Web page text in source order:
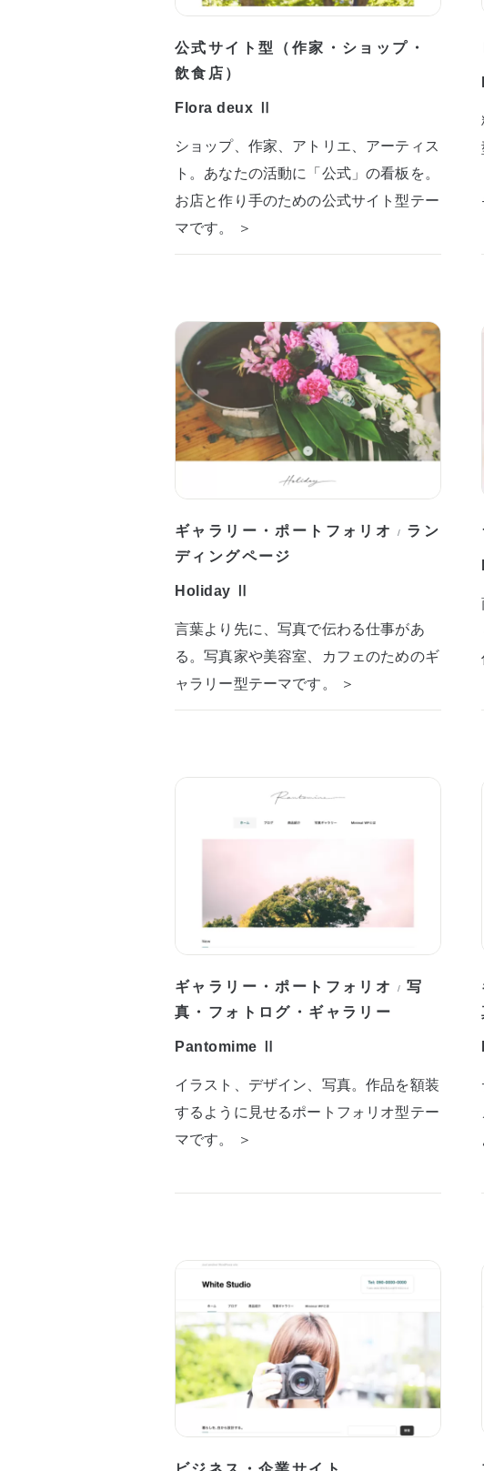
公式サイト型（作家・ショップ・
飲食店）
Flora deux Ⅱ
ショップ、作家、アトリエ、アーティス
ト。あなたの活動に「公式」の看板を。
お店と作り手のための公式サイト型テー
マです。 ＞
ギャラリー・ポートフォリオ / ラン
ディングページ
Holiday Ⅱ
言葉より先に、写真で伝わる仕事があ
る。写真家や美容室、カフェのためのギ
ャラリー型テーマです。 ＞
ギャラリー・ポートフォリオ /写
真・フォトログ・ギャラリー
Pantomime Ⅱ
イラスト、デザイン、写真。作品を額装
するように見せるポートフォリオ型テー
マです。 ＞